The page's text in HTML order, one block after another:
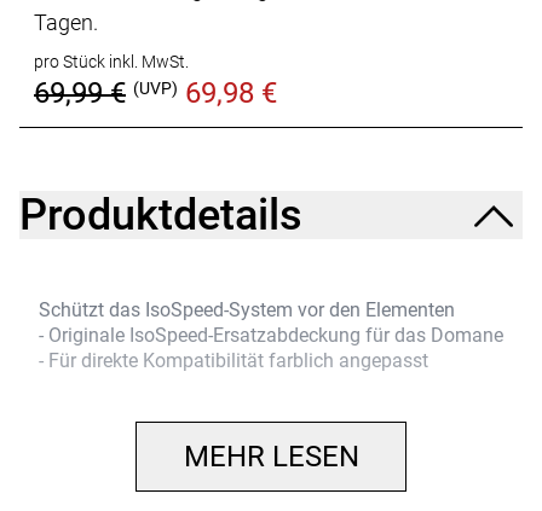
Tagen.
pro Stück inkl. MwSt.
69,99 € (UVP) 69,98 €
Produktdetails
Schützt das IsoSpeed-System vor den Elementen
- Originale IsoSpeed-Ersatzabdeckung für das Domane
- Für direkte Kompatibilität farblich angepasst
MEHR LESEN